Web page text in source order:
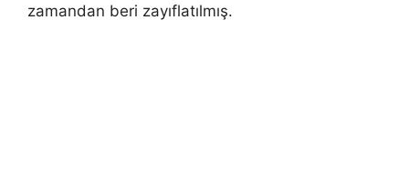
zamandan beri zayıflatılmış.